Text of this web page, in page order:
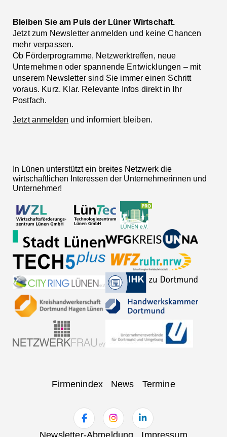
Bleiben Sie am Puls der Lüner Wirtschaft.
Jetzt zum Newsletter anmelden und keine Chancen
mehr verpassen.
Ob Förderprogramme, Netzwerktreffen, neue
Unternehmen oder spannende Entwicklungen – mit
unserem Newsletter sind Sie immer einen Schritt
voraus. Kurz. Klar. Relevante Infos direkt in Ihr
Postfach.
Jetzt anmelden und informiert bleiben.
In Lünen unterstützt ein breites Netzwerk die
wirtschaftlichen Interessen der Unternehmerinnen und
Unternehmer!
Firmenindex News Termine
Navigation